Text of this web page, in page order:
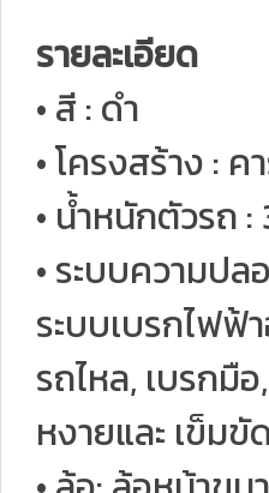
รายละเอียด
• สี : ดำ
• โครงสร้าง :
• น้ำหนักตัวรถ :
• ระบบความป
ระบบเบรกไฟฟ้
รถไหล, เบรกมื
หงายและ เข็ม